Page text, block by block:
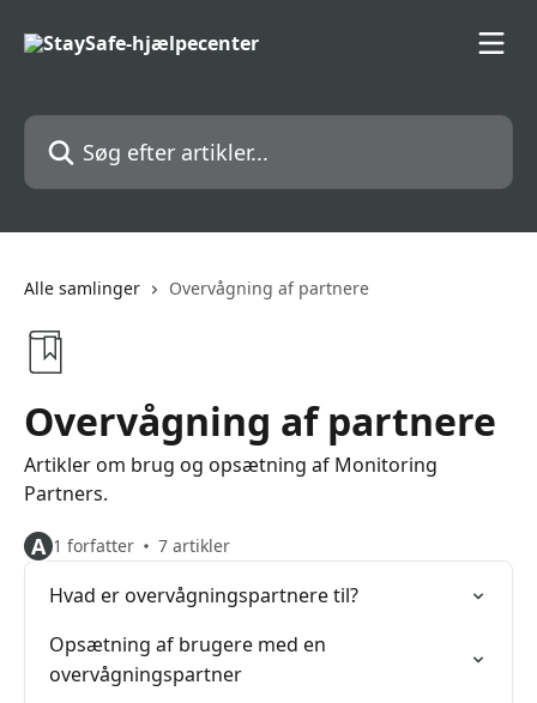
Søg efter artikler...
Alle samlinger Overvågning af partnere
Overvågning af partnere
Artikler om brug og opsætning af Monitoring
Partners.
A 1 forfatter 7 artikler
Hvad er overvågningspartnere til?
Opsætning af brugere med en
overvågningspartner